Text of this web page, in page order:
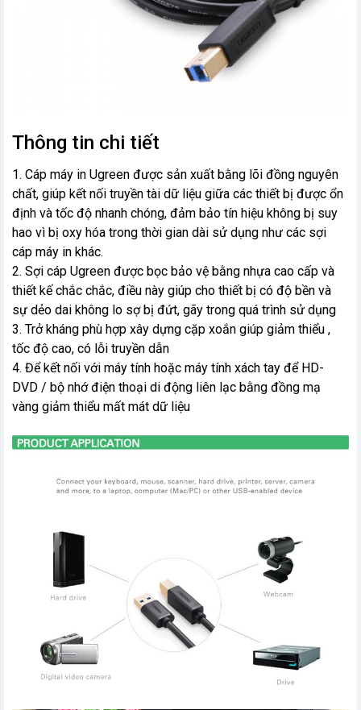
Thông tin chi tiết
1. Cáp máy in Ugreen được sản xuất bằng lõi đồng nguyên
chất, giúp kết nối truyền tài dữ liệu giữa các thiết bị được ổn
định và tốc độ nhanh chóng, đảm bảo tín hiệu không bị suy
hao vì bị oxy hóa trong thời gian dài sử dụng như các sợi
cáp máy in khác.
2. Sợi cáp Ugreen được bọc bảo vệ bằng nhựa cao cấp và
thiết kế chắc chắc, điều này giúp cho thiết bị có độ bền và
sự dẻo dai không lo sợ bị đứt, gãy trong quá trình sử dụng
3. Trở kháng phù hợp xây dựng cặp xoắn giúp giảm thiểu ,
tốc độ cao, có lỗi truyền dẫn
4. Để kết nối với máy tính hoặc máy tính xách tay để HD-
DVD / bộ nhớ điện thoại di động liên lạc bằng đồng mạ
vàng giảm thiểu mất mát dữ liệu